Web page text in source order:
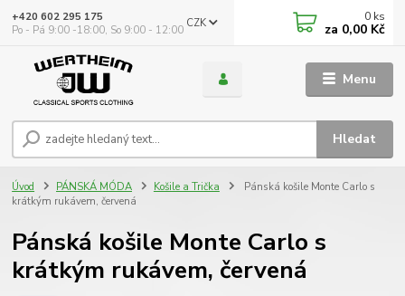
Menu
CZK
Hledat
+420 602 295 175
Po - Pá 9:00 -18:00, So 9:00 - 12:00
0 ks
za 0,00 Kč
Úvod PÁNSKÁ MÓDA Košile a Trička
Pánská košile Monte Carlo s
krátkým rukávem, červená
Pánská košile Monte Carlo s
krátkým rukávem, červená